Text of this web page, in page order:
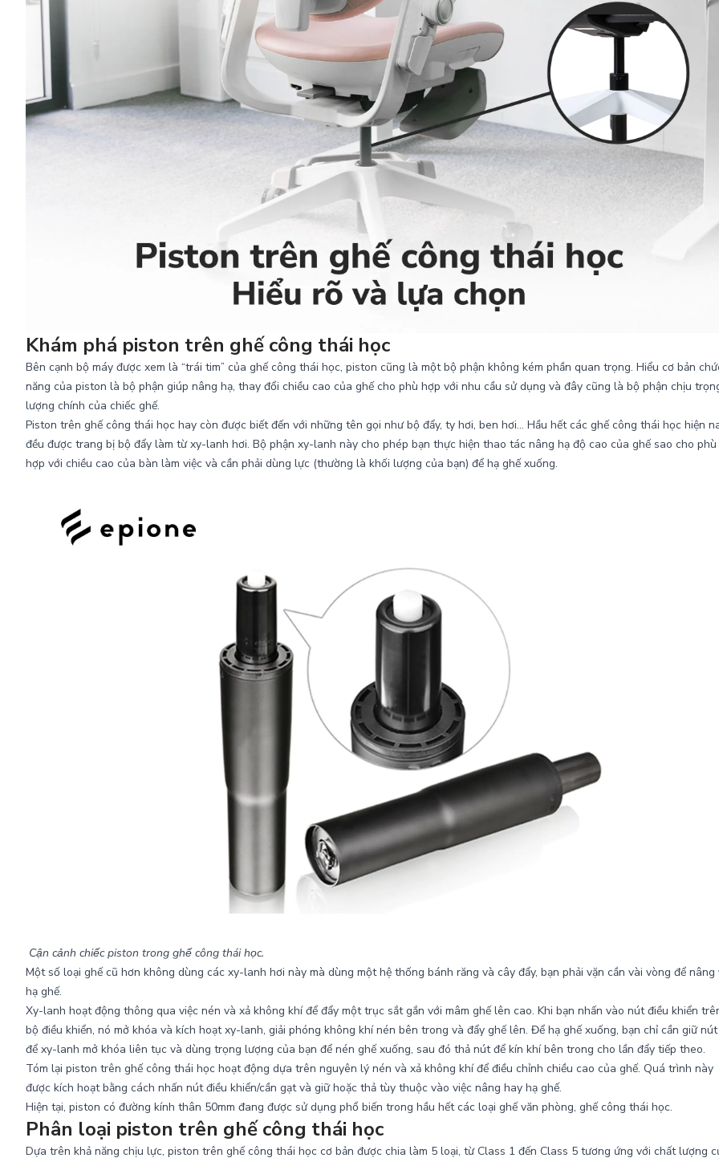
Khám phá piston trên ghế công thái học
Bên cạnh bộ máy được xem là “trái tim” của ghế công thái học, piston cũng là một bộ phận không kém phần quan trọng. Hiểu cơ bản
năng của piston là bộ phận giúp nâng hạ, thay đổi chiều cao của ghế cho phù hợp với nhu cầu sử dụng và đây cũng là bộ phận chịu
lượng chính của chiếc ghế.
Piston trên ghế công thái học hay còn được biết đến với những tên gọi như bộ đẩy, ty hơi, ben hơi… Hầu hết các ghế công thái học hiện
đều được trang bị bộ đẩy làm từ xy-lanh hơi. Bộ phận xy-lanh này cho phép bạn thực hiện thao tác nâng hạ độ cao của ghế sao cho phù
hợp với chiều cao của bàn làm việc và cần phải dùng lực (thường là khối lượng của bạn) để hạ ghế xuống.
Cận cảnh chiếc piston trong ghế công thái học.
Một số loại ghế cũ hơn không dùng các xy-lanh hơi này mà dùng một hệ thống bánh răng và cây đẩy, bạn phải vặn cần vài vòng để nâng
hạ ghế.
Xy-lanh hoạt động thông qua việc nén và xả không khí để đẩy một trục sắt gắn với mâm ghế lên cao. Khi bạn nhấn vào nút điều khiển
bộ điều khiển, nó mở khóa và kích hoạt xy-lanh, giải phóng không khí nén bên trong và đẩy ghế lên. Để hạ ghế xuống, bạn chỉ cần giữ nút
để xy-lanh mở khóa liên tục và dùng trọng lượng của bạn để nén ghế xuống, sau đó thả nút để kín khí bên trong cho lần đẩy tiếp theo.
Tóm lại piston trên ghế công thái học hoạt động dựa trên nguyên lý nén và xả không khí để điều chỉnh chiều cao của ghế. Quá trình này
được kích hoạt bằng cách nhấn nút điều khiển/cần gạt và giữ hoặc thả tùy thuộc vào việc nâng hay hạ ghế.
Hiện tại, piston có đường kính thân 50mm đang được sử dụng phổ biến trong hầu hết các loại ghế văn phòng, ghế công thái học.
Phân loại piston trên ghế công thái học
Dựa trên khả năng chịu lực, piston trên ghế công thái học cơ bản được chia làm 5 loại, từ Class 1 đến Class 5 tương ứng với chất lượng